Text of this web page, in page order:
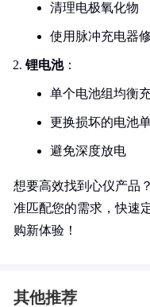
清理电极氧化物
使用脉冲充电器
锂电池：
单个电池组均衡
更换损坏的电池
避免深度放电
想要高效找到心仪产品
准匹配您的需求，快速
购新体验！
其他推荐